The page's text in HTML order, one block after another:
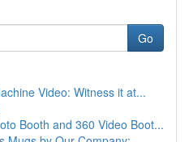
Go
Video: Witness it at...
Booth and 360 Video Boot...